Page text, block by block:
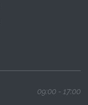
09:00 - 17:00